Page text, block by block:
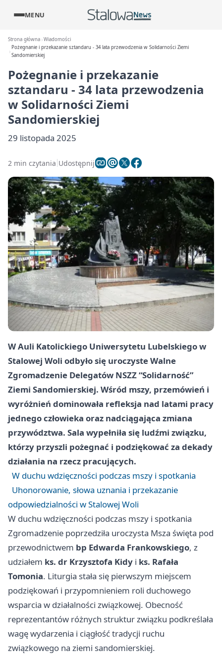
MENU
Strona główna Wiadomości
Pożegnanie i przekazanie sztandaru - 34 lata przewodzenia w Solidarności Ziemi
Sandomierskiej
Pożegnanie i przekazanie
sztandaru - 34 lata przewodzenia
w Solidarności Ziemi
Sandomierskiej
29 listopada 2025
2 min czytania Udostępnij
W Auli Katolickiego Uniwersytetu Lubelskiego w
Stalowej Woli odbyło się uroczyste Walne
Zgromadzenie Delegatów NSZZ “Solidarność”
Ziemi Sandomierskiej. Wśród mszy, przemówień i
wyróżnień dominowała refleksja nad latami pracy
jednego człowieka oraz nadciągająca zmiana
przywództwa. Sala wypełniła się ludźmi związku,
którzy przyszli pożegnać i podziękować za dekady
działania na rzecz pracujących.
W duchu wdzięczności podczas mszy i spotkania
Uhonorowanie, słowa uznania i przekazanie
odpowiedzialności w Stalowej Woli
W duchu wdzięczności podczas mszy i spotkania
Zgromadzenie poprzedziła uroczysta Msza święta pod
przewodnictwem bp Edwarda Frankowskiego, z
udziałem ks. dr Krzysztofa Kidy i ks. Rafała
Tomonia. Liturgia stała się pierwszym miejscem
podziękowań i przypomnieniem roli duchowego
wsparcia w działalności związkowej. Obecność
reprezentantów różnych struktur związku podkreślała
wagę wydarzenia i ciągłość tradycji ruchu
związkowego na ziemi sandomierskiej.